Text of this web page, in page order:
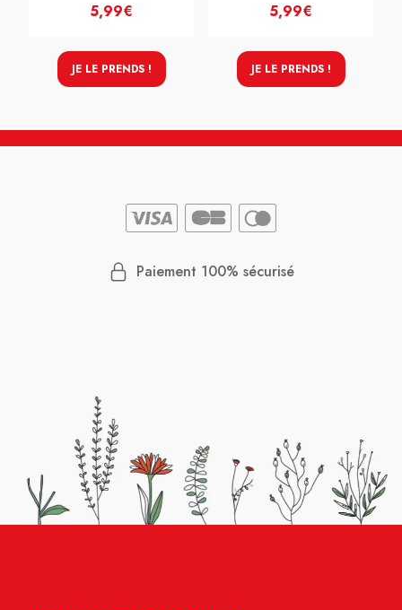
5,99€
JE LE PRENDS !
5,99€
JE LE PRENDS !
Paiement 100% sécurisé